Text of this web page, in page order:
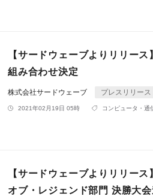
【サードウェーブよりリリー
組み合わせ決定
株式会社サードウェーブ プレスリリース
2021年02月19日 05時 コンピュータ・通
【サードウェーブよりリリー
オブ・レジェンド部門 決勝大